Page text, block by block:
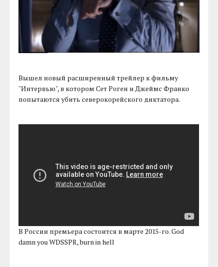
Вышел новый расширенный трейлер к фильму
"Интервью", в котором Сет Роген и Джеймс Франко
попытаются убить северокорейского диктатора.
В России премьера состоится в марте 2015-го. God
damn you WDSSPR, burn in hell